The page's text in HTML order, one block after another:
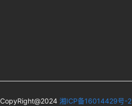
CopyRight@2024 湘ICP备16014429号-2